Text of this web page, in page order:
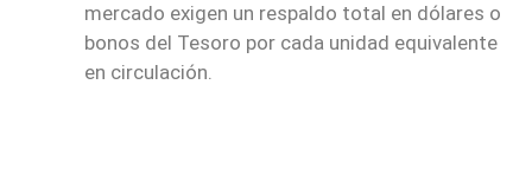
mercado exigen un respaldo total en dólares o
bonos del Tesoro por cada unidad equivalente
en circulación.